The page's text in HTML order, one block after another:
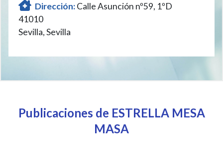
Dirección:Calle Asunción nº59, 1ºD
41010
Sevilla, Sevilla
Publicaciones de ESTRELLA MESA
MASA